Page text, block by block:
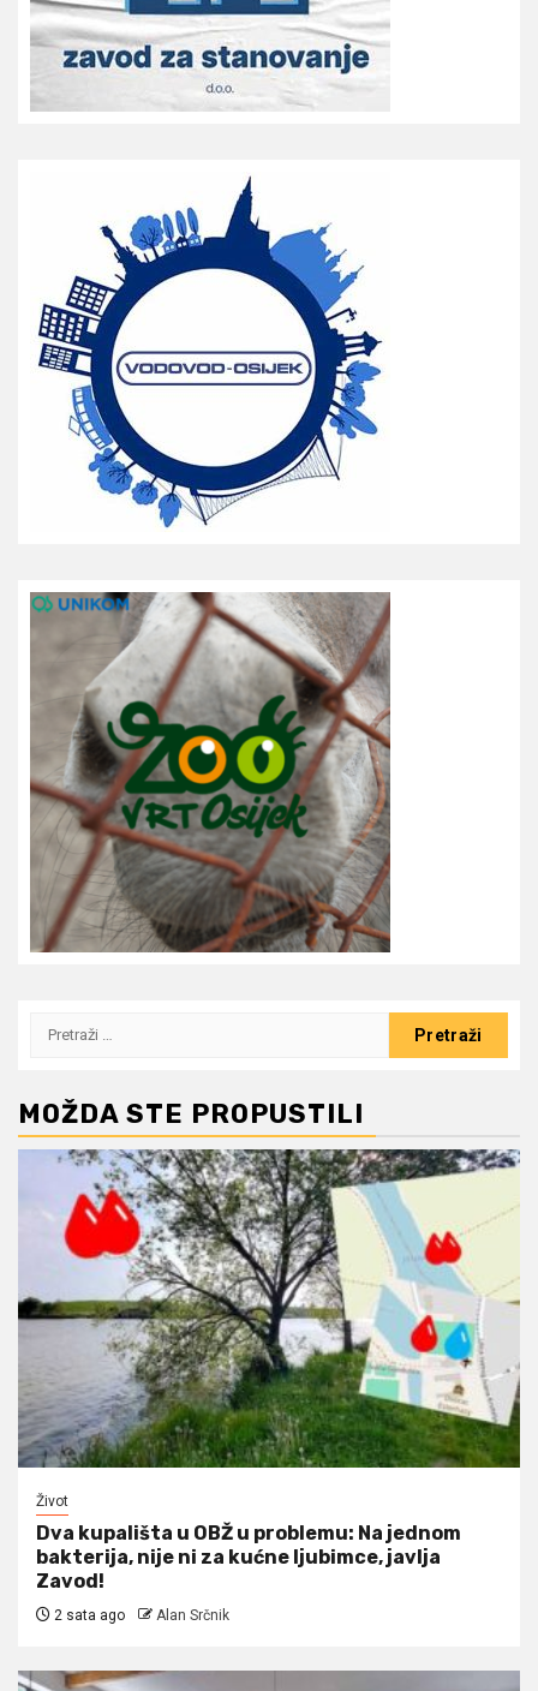
Pretraži:
MOŽDA STE PROPUSTILI
Život
Dva kupališta u OBŽ u problemu: Na jednom
bakterija, nije ni za kućne ljubimce, javlja
Zavod!
2 sata ago Alan Srčnik